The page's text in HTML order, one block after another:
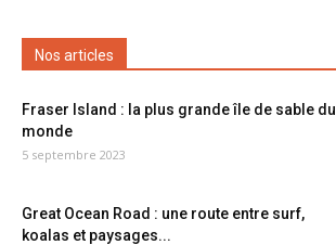
Nos articles
Fraser Island : la plus grande île de sable du
monde
5 septembre 2023
Great Ocean Road : une route entre surf,
koalas et paysages...